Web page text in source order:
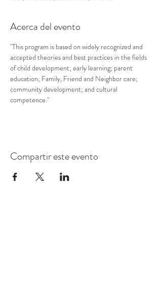
Acerca del evento
"This program is based on widely recognized and
accepted theories and best practices in the fields
of child development; early learning; parent
education; Family, Friend and Neighbor care;
community development; and cultural
competence."
Compartir este evento